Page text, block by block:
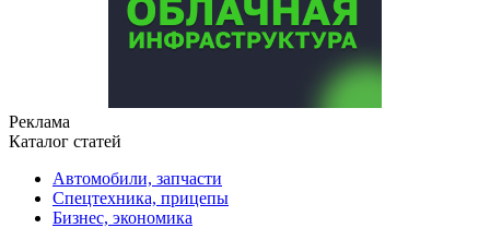
Реклама
Каталог статей
Автомобили, запчасти
Спецтехника, прицепы
Бизнес, экономика